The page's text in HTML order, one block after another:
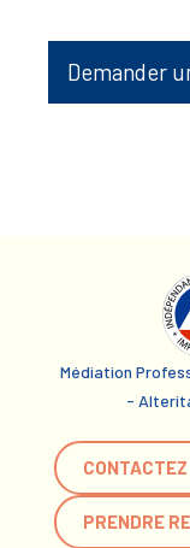
Demander
Médiation
-
PRENDRE